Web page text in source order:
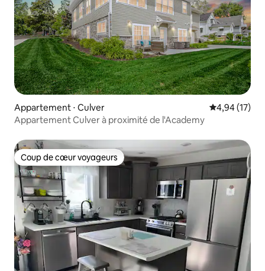
Appartement ⋅ Culver Évaluation
4,94 (17)
Appartement Culver à proximité de l'Academy
Coup de cœur voyageurs
Coup de cœur voyageurs